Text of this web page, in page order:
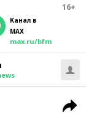
16+
Канал в
MAX
max.ru/bfm